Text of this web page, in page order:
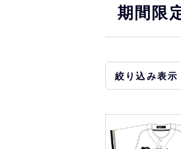
1000円以上3000円
期間限